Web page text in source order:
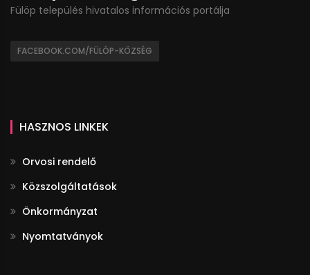
Fülöp település hivatalos információs portálja
FACEBOOK.COM/FÜLÖP-KÖZSÉG
HASZNOS LINKEK
Orvosi rendelő
Közszolgáltatások
Önkormányzat
Nyomtatványok